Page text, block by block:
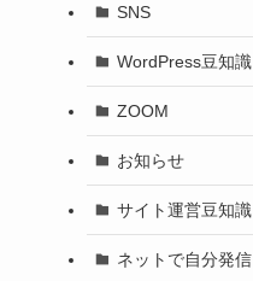
SNS
WordPress豆知識
ZOOM
お知らせ
サイト運営豆知識
ネットで自分発信